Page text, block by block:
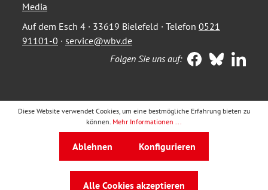
Media
Auf dem Esch 4 · 33619 Bielefeld · Telefon 0521
91101-0 · service@wbv.de
Folgen Sie uns auf:
Diese Website verwendet Cookies, um eine bestmögliche Erfahrung bieten zu
können. Mehr Informationen ...
Ablehnen Konfigurieren
Alle Cookies akzeptieren